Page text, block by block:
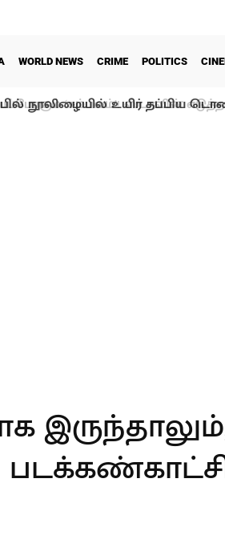
WORLD NEWS CRIME POLITICS
நூலிழையில் உயிர் தப்பிய